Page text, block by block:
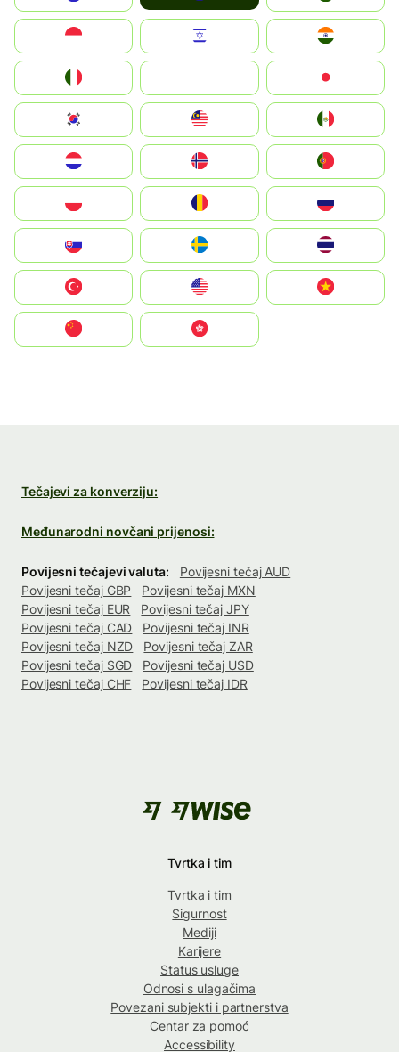
South Korea
United States
中國香港特別行政區
Tečajevi za konverziju:
Međunarodni novčani prijenosi:
Povijesni tečajevi valuta:
Povijesni tečaj AUD
Povijesni tečaj GBP
Povijesni tečaj MXN
Povijesni tečaj EUR
Povijesni tečaj JPY
Povijesni tečaj CAD
Povijesni tečaj INR
Povijesni tečaj NZD
Povijesni tečaj ZAR
Povijesni tečaj SGD
Povijesni tečaj USD
Povijesni tečaj CHF
Povijesni tečaj IDR
Tvrtka i tim
Tvrtka i tim
Sigurnost
Mediji
Karijere
Status usluge
Odnosi s ulagačima
Povezani subjekti i partnerstva
Centar za pomoć
Accessibility